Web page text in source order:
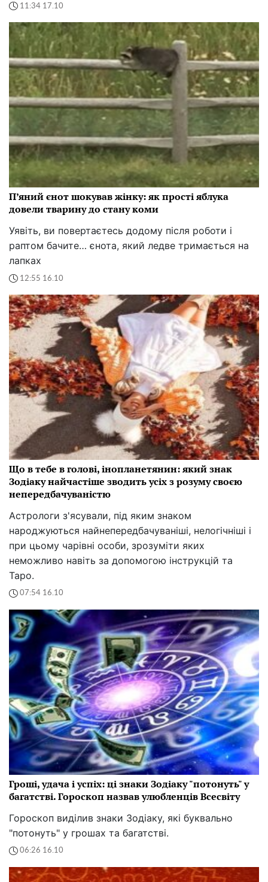
11:34 17.10
П’яний єнот шокував жінку: як прості яблука
довели тварину до стану коми
Уявіть, ви повертаєтесь додому після роботи і
раптом бачите… єнота, який ледве тримається на
лапках
12:55 16.10
Що в тебе в голові, інопланетянин: який знак
Зодіаку найчастіше зводить усіх з розуму своєю
непередбачуваністю
Астрологи з'ясували, під яким знаком
народжуються найнепередбачуваніші, нелогічніші і
при цьому чарівні особи, зрозуміти яких
неможливо навіть за допомогою інструкцій та
Таро.
07:54 16.10
Гроші, удача і успіх: ці знаки Зодіаку "потонуть" у
багатстві. Гороскоп назвав улюбленців Всесвіту
Гороскоп виділив знаки Зодіаку, які буквально
"потонуть" у грошах та багатстві.
06:26 16.10